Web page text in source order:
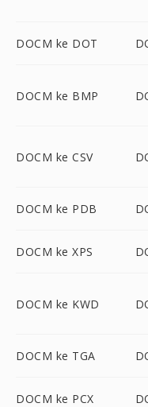
DOCM ke DOT
DOCM ke BMP
DOCM ke CSV
DOCM ke PDB
DOCM ke XPS
DOCM ke KWD
DOCM ke TGA
DOCM ke PCX